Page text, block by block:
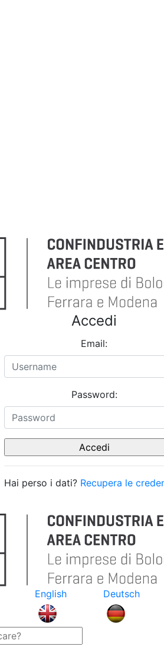
Accedi
Email:
Password:
Hai perso i dati? Recupera le
English Deutsch